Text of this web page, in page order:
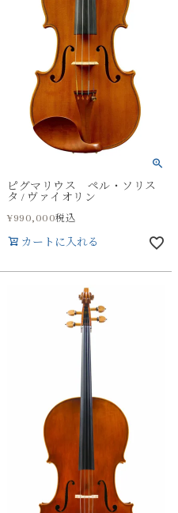
ピグマリウス ペル・ソリス
タ / ヴァイオリン
¥990,000税込
カートに入れる